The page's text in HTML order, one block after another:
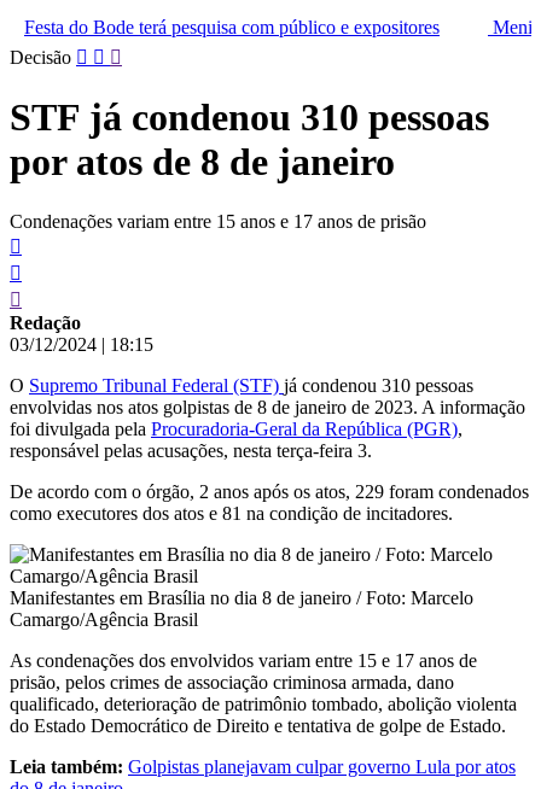
pesquisa com público e expositores
Menino de 3 anos morre
Pular
conteúdo
Decisão
STF já condenou 310 pessoas
por atos de 8 de janeiro
Condenações variam entre 15 anos e 17 anos de prisão
Redação
03/12/2024 | 18:15
O Supremo Tribunal Federal (STF) já condenou 310 pessoas
envolvidas nos atos golpistas de 8 de janeiro de 2023. A informação
foi divulgada pela Procuradoria-Geral da República (PGR),
responsável pelas acusações, nesta terça-feira 3.
De acordo com o órgão, 2 anos após os atos, 229 foram condenados
como executores dos atos e 81 na condição de incitadores.
Manifestantes em Brasília no dia 8 de janeiro / Foto: Marcelo
Camargo/Agência Brasil
As condenações dos envolvidos variam entre 15 e 17 anos de
prisão, pelos crimes de associação criminosa armada, dano
qualificado, deterioração de patrimônio tombado, abolição violenta
do Estado Democrático de Direito e tentativa de golpe de Estado.
Leia também: Golpistas planejavam culpar governo Lula por atos